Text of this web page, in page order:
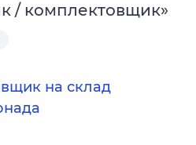
/ комплектовщик»
на склад